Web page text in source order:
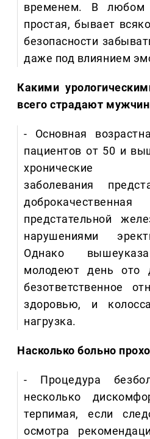
временем. В любом
простая, бывает
безопасности
даже под влиянием
Какими
всего страдают
- Основная
пациентов от 50 и
хронические
заболевания
предстательной
нарушениями
Однако
молодеют день ото
безответственное
здоровью, и
нагрузка.
Насколько больно
- Процедура
несколько
терпимая, если
осмотра